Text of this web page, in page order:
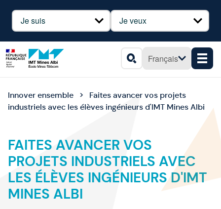
Profil Besoin
Rechercher
Français
Innover ensemble
Faites avancer vos projets
industriels avec les élèves ingénieurs d'IMT Mines Albi
FAITES AVANCER VOS
PROJETS INDUSTRIELS AVEC
LES ÉLÈVES INGÉNIEURS D'IMT
MINES ALBI